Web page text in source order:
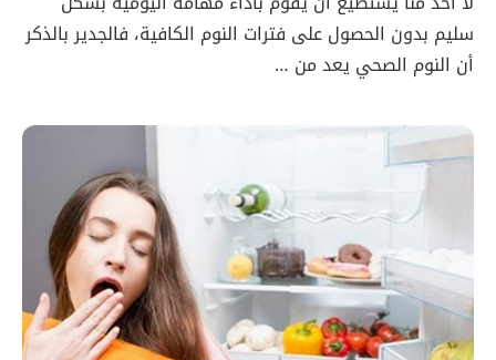
سليم بدون الحصول على فترات النوم الكافية، فالجدير بالذكر
أن النوم الصحي يعد من …